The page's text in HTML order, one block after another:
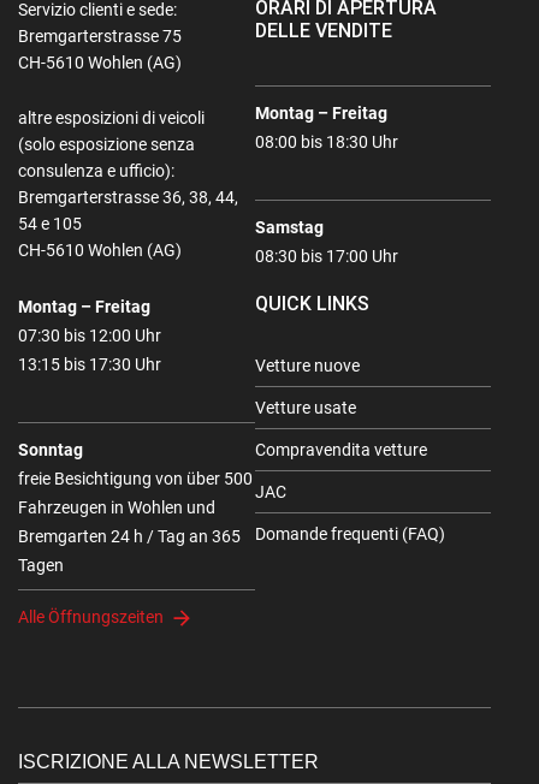
Servizio clienti e sede:
Bremgarterstrasse 75
CH-5610 Wohlen (AG)
altre esposizioni di veicoli
(solo esposizione senza
consulenza e ufficio):
Bremgarterstrasse 36, 38, 44,
54 e 105
CH-5610 Wohlen (AG)
ORARI DI APERTURA
DELLE VENDITE
Montag – Freitag
08:00 bis 18:30 Uhr
Samstag
08:30 bis 17:00 Uhr
Montag – Freitag
07:30 bis 12:00 Uhr
13:15 bis 17:30 Uhr
Sonntag
freie Besichtigung von über 500
Fahrzeugen in Wohlen und
Bremgarten 24 h / Tag an 365
Tagen
Alle Öffnungszeiten
QUICK LINKS
Vetture nuove
Vetture usate
Compravendita vetture
JAC
Domande frequenti (FAQ)
ISCRIZIONE ALLA NEWSLETTER